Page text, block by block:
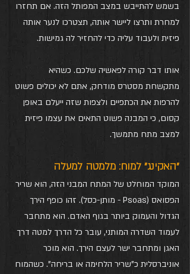
בשמש להתייבש במצב המפותל הזה. אם תחזרו
למחרת ותרצו ליישר אותה, תצטרכו לנער אותה
פיזית ולעבוד עליה כדי להחזיר לה גמישות.
אותו דבר קורה לפאשיה שלכם. כשהיא
מתקשחת מסטרס מודחק, אתם לא יכולים פשוט
להרפות את הכתפיים ולצפות שזה ייעלם באופן
קסום, כי המבנה פשוט התאים את עצמו פיזית
למצב מתח מתמשך.
"האקינג" למוח: מלמטה למעלה
המוקד המוחלט של המתח המבני הזה, הוא שריר
הפסואס (Psoas - מותן-כסל). זהו כופף הירך
הגדול והעמוק ביותר בגוף האדם. הוא מתחבר
לעמוד השדרה המותני, עובר כל הדרך למטה דרך
האגן ומתחבר ישר לעצם הירך. הוא מוכר
אוניברסלית כ"שריר הלחימה או בריחה". כשהמוח